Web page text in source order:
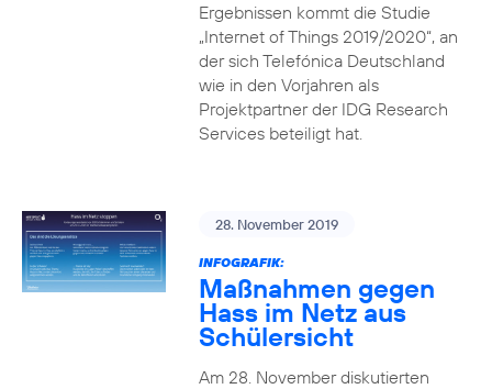
Ergebnissen kommt die Studie
„Internet of Things 2019/2020“, an
der sich Telefónica Deutschland
wie in den Vorjahren als
Projektpartner der IDG Research
Services beteiligt hat.
28. November 2019
INFOGRAFIK:
Maßnahmen gegen
Hass im Netz aus
Schülersicht
Am 28. November diskutierten